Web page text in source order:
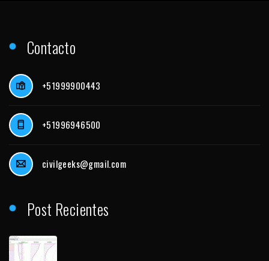
Contacto
+51999900443
+51996946500
civilgeeks@gmail.com
Post Recientes